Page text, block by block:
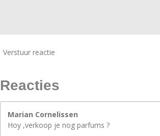
Verstuur reactie
Reacties
Marian Cornelissen
Hoy ,verkoop je nog parfums ?